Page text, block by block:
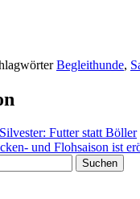
Begleithunde,
Silvester: Futter statt Böller
und Flohsaison ist
Suchen